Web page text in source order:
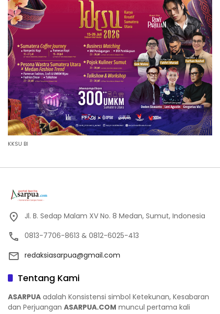
KKSU BI
Jl. B. Sedap Malam XV No. 8 Medan, Sumut, Indonesia
0813-7706-8613 & 0812-6025-413
redaksiasarpua@gmail.com
Tentang Kami
ASARPUA adalah Konsistensi simbol Ketekunan, Kesabaran
dan Perjuangan ASARPUA.COM muncul pertama kali